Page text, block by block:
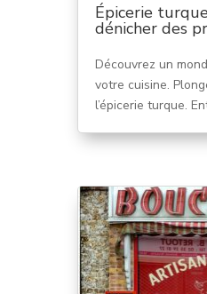
Épicerie
dénicher des
Découvrez un
votre cuisine.
l’épicerie turque.